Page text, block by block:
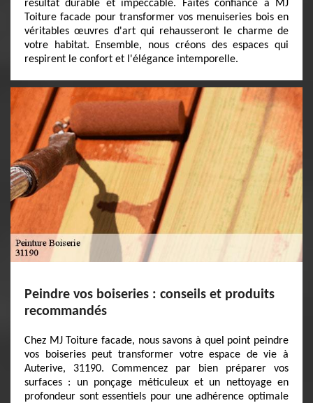
résultat durable et impeccable. Faites confiance à MJ
Toiture facade pour transformer vos menuiseries bois en
véritables œuvres d'art qui rehausseront le charme de
votre habitat. Ensemble, nous créons des espaces qui
respirent le confort et l'élégance intemporelle.
Peindre vos boiseries : conseils et produits
recommandés
Chez MJ Toiture facade, nous savons à quel point peindre
vos boiseries peut transformer votre espace de vie à
Auterive, 31190. Commencez par bien préparer vos
surfaces : un ponçage méticuleux et un nettoyage en
profondeur sont essentiels pour une adhérence optimale